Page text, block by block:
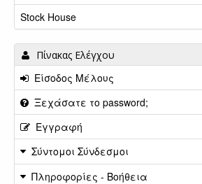
Stock House
Πίνακας Ελέγχου
Είσοδος Μέλους
Ξεχάσατε το password;
Εγγραφή
Σύντομοι Σύνδεσμοι
Πληροφορίες - Βοήθεια